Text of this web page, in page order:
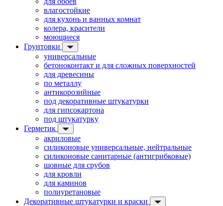
влагостойкие
для кухонь и ванных комнат
колера, красители
моющиеся
Грунтовки
универсальные
бетоноконтакт и для сложных поверхностей
для древесины
по металлу
антикорозийные
под декоративные штукатурки
для гипсокартона
под штукатурку
Герметик
акриловые
силиконовые универсальные, нейтральные
силиконовые санитарные (антигрибковые)
шовные для срубов
для кровли
для каминов
полиуретановые
Декоративные штукатурки и краски